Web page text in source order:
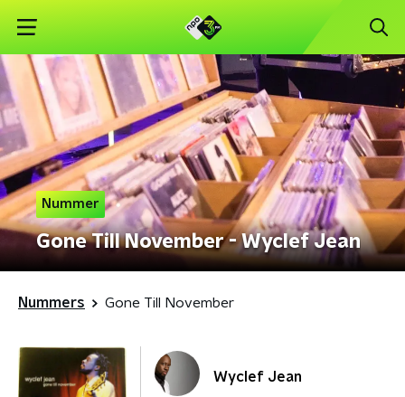
Nummer
Gone Till November - Wyclef Jean
Nummers Gone Till November
Wyclef Jean